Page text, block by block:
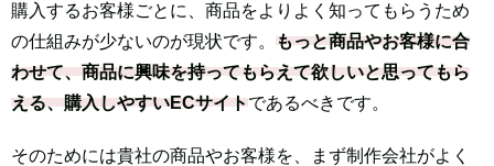
購入するお客様ごとに、商品をよりよく知ってもらうため
の仕組みが少ないのが現状です。 もっと商品やお客様に合
わせて、商品に興味を持ってもらえて欲しいと思ってもら
える、購入しやすいECサイトであるべきです。
そのためには貴社の商品やお客様を、まず制作会社がよく